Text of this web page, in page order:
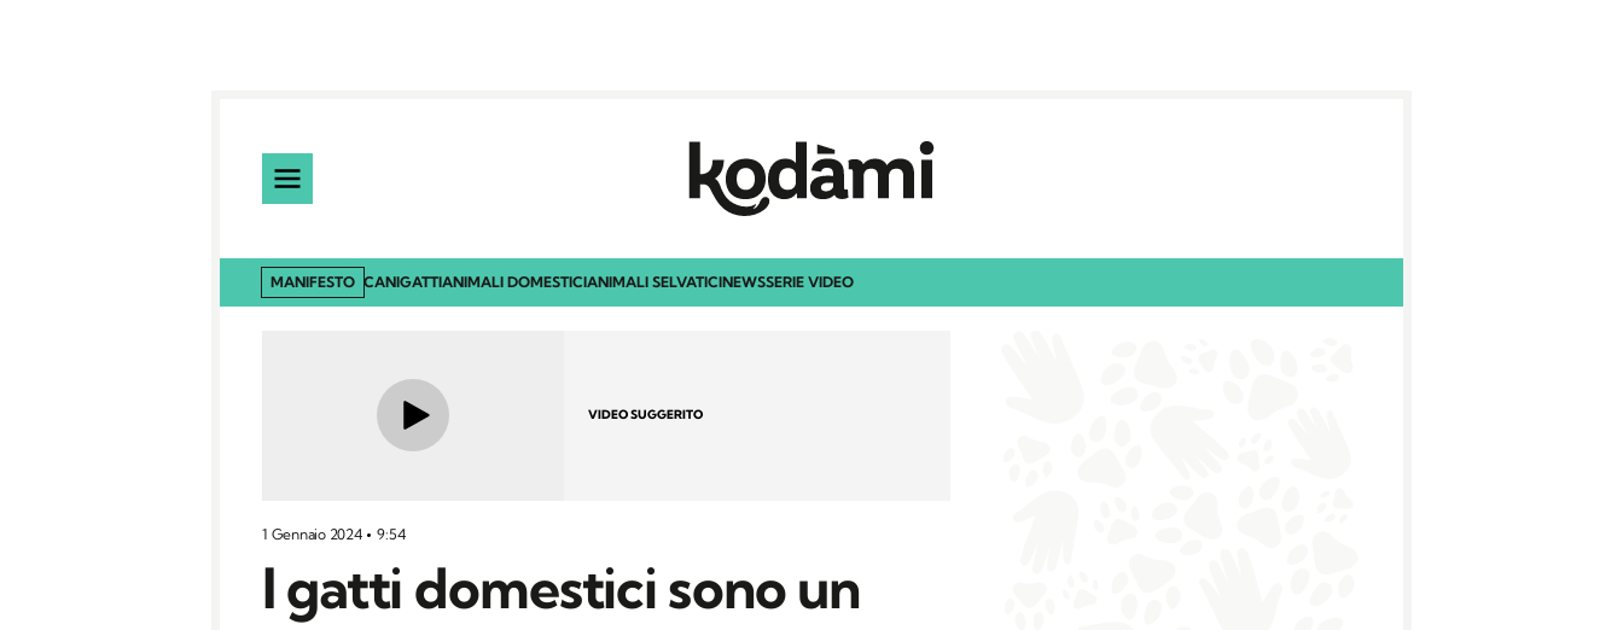
MANIFESTO CANIGATTIANIMALI DOMESTICIANIMALI SELVATICINEWSSERIE VIDEO
VIDEO SUGGERITO
1 Gennaio 2024 9:54
I gatti domestici sono un